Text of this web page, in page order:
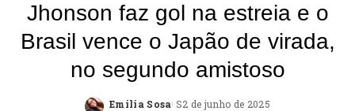
Jhonson faz gol na estreia e o
Brasil vence o Japão de virada,
no segundo amistoso
Emilia Sosa 2 de junho de 2025